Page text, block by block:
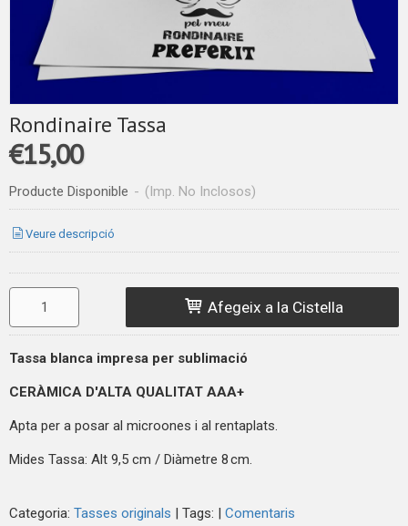
Rondinaire Tassa
€15,00
Producte Disponible - (Imp. No Inclosos)
Veure descripció
Afegeix a la Cistella
Tassa blanca impresa per sublimació
CERÀMICA D'ALTA QUALITAT AAA+
Apta per a posar al microones i al rentaplats.
Mides Tassa: Alt 9,5 cm / Diàmetre 8 cm.
Categoria: Tasses originals | Tags: | Comentaris